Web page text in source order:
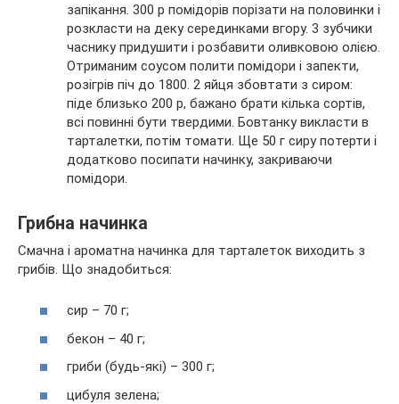
запікання. 300 р помідорів порізати на половинки і
розкласти на деку серединками вгору. 3 зубчики
часнику придушити і розбавити оливковою олією.
Отриманим соусом полити помідори і запекти,
розігрів піч до 1800. 2 яйця збовтати з сиром:
піде близько 200 р, бажано брати кілька сортів,
всі повинні бути твердими. Бовтанку викласти в
тарталетки, потім томати. Ще 50 г сиру потерти і
додатково посипати начинку, закриваючи
помідори.
Грибна начинка
Смачна і ароматна начинка для тарталеток виходить з
грибів. Що знадобиться:
сир – 70 г;
бекон – 40 г;
гриби (будь-які) – 300 г;
цибуля зелена;